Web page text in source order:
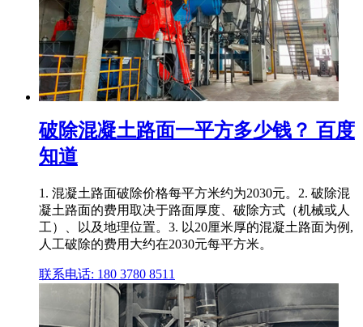
破除混凝土路面一平方多少钱？ 百度
知道
1. 混凝土路面破除价格每平方米约为2030元。2. 破除混
凝土路面的费用取决于路面厚度、破除方式（机械或人
工）、以及地理位置。3. 以20厘米厚的混凝土路面为例,
人工破除的费用大约在2030元每平方米。
联系电话: 180 3780 8511